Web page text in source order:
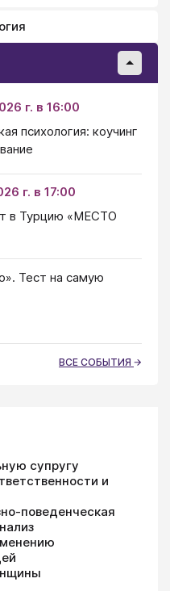
г. в 16:00
психология: коучинг
г. в 17:00
в Турцию «МЕСТО
Тест на самую
ВСЕ СОБЫТИЯ
супругу
и
поведенческая